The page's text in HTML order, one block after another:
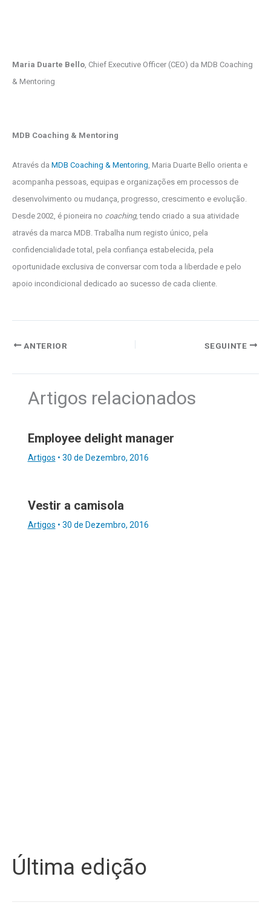
Maria Duarte Bello , Chief Executive Officer (CEO) da MDB Coaching
& Mentoring
MDB Coaching & Mentoring
Através da MDB Coaching & Mentoring , Maria Duarte Bello orienta e
acompanha pessoas, equipas e organizações em processos de
desenvolvimento ou mudança, progresso, crescimento e evolução.
Desde 2002, é pioneira no coaching, tendo criado a sua atividade
através da marca MDB. Trabalha num registo único, pela
confidencialidade total, pela confiança estabelecida, pela
oportunidade exclusiva de conversar com toda a liberdade e pelo
apoio incondicional dedicado ao sucesso de cada cliente.
ANTERIOR SEGUINTE
Artigos relacionados
Employee delight manager
Artigos • 30 de Dezembro, 2016
Vestir a camisola
Artigos • 30 de Dezembro, 2016
Última edição